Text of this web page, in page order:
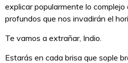
explicar popularmente lo
profundos que nos invadirán el
Te vamos a extrañar, Indio.
Estarás en cada brisa que sople